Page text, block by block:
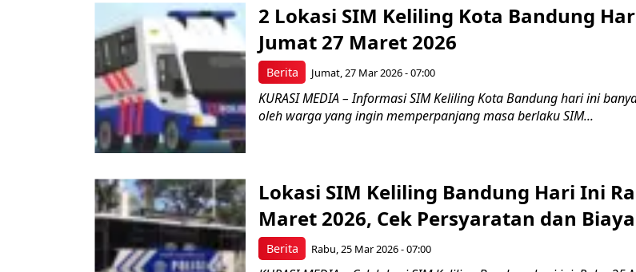
Berita
2 Lokasi SIM Keliling Kota Bandung
Jumat 27 Maret 2026
Jumat, 27 Mar 2026 - 07:00
KURASI MEDIA – Informasi SIM Keliling Kota Bandung hari ini
oleh warga yang ingin memperpanjang masa berlaku SIM...
Berita
Lokasi SIM Keliling Bandung Hari Ini
Maret 2026, Cek Persyaratan dan
Rabu, 25 Mar 2026 - 07:00